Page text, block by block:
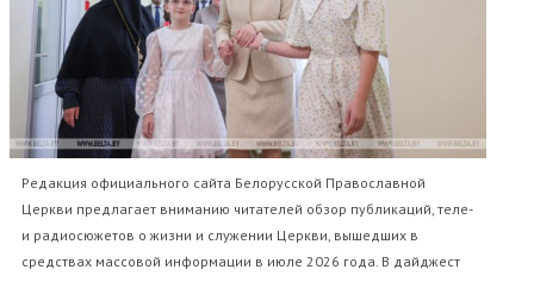
Редакция официального сайта Белорусской Православной
Церкви предлагает вниманию читателей обзор публикаций, теле-
и радиосюжетов о жизни и служении Церкви, вышедших в
средствах массовой информации в июле 2026 года. В дайджест